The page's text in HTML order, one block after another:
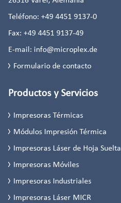
Teléfono: +49 4451 9137-0
Fax: +49 4451 9137-49
E-mail: info@microplex.de
Formulario de contacto
Productos y Servicios
Impresoras Térmicas
Módulos Impresión Térmica
Impresoras Láser de Hoja Suelta
Impresoras Móviles
Impresoras Industriales
Impresoras Láser MICR